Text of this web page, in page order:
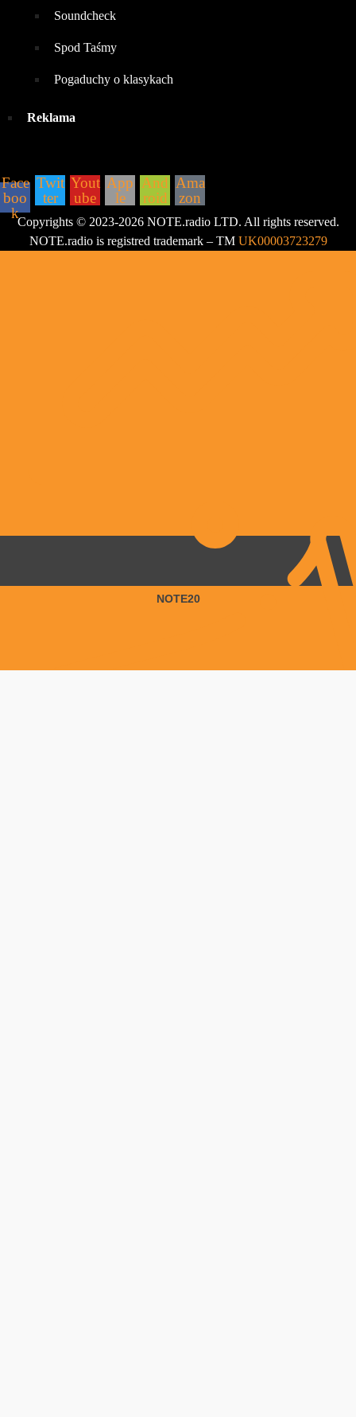
Soundcheck
Spod Taśmy
Pogaduchy o klasykach
Reklama
Face
boo
k
Twit
ter
Yout
ube
App
le
And
roid
Ama
zon
Copyrights © 2023-2026 NOTE.radio LTD. All rights reserved.
NOTE.radio is registred trademark – TM UK00003723279
NOTE20